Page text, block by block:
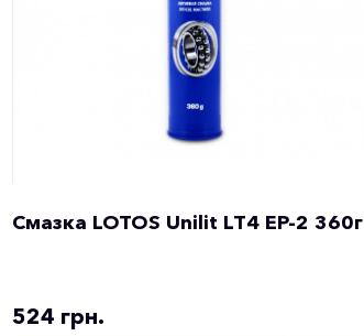
Смазка LOTOS Unilit LT4 EP-2 360г
524 грн.